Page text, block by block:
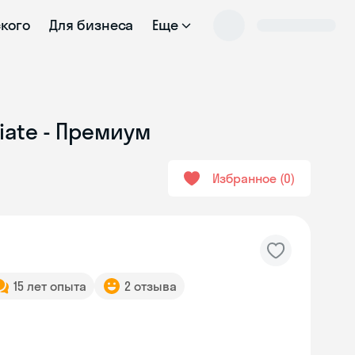
Для бизнеса Еще
- Премиум
Избранное 0
15 лет опыта 2 отзыва